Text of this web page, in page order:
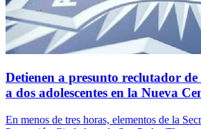
Detienen a presunto reclutador
a dos adolescentes en la Nueva
En menos de tres horas, elementos de la